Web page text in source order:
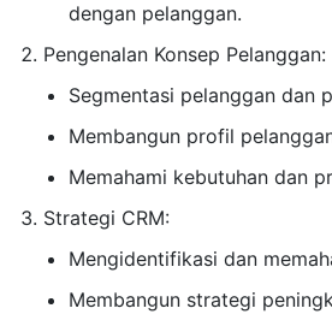
dengan pelanggan.
Pengenalan Konsep Pelanggan:
Segmentasi pelanggan dan
Membangun profil
Memahami kebutuhan dan
Strategi CRM:
Mengidentifikasi dan
Membangun strategi